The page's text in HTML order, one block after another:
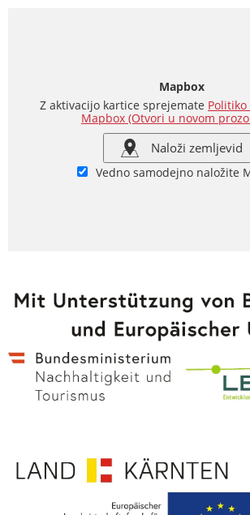
Mapbox
Z aktivacijo kartice sprejemate
Mapbox(Otvori u novom
Naloži zemljevid
Vedno samodejno naložite